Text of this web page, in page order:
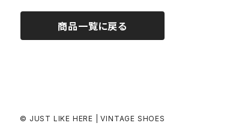
商品一覧に戻る
© JUST LIKE HERE | VINTAGE SHOES